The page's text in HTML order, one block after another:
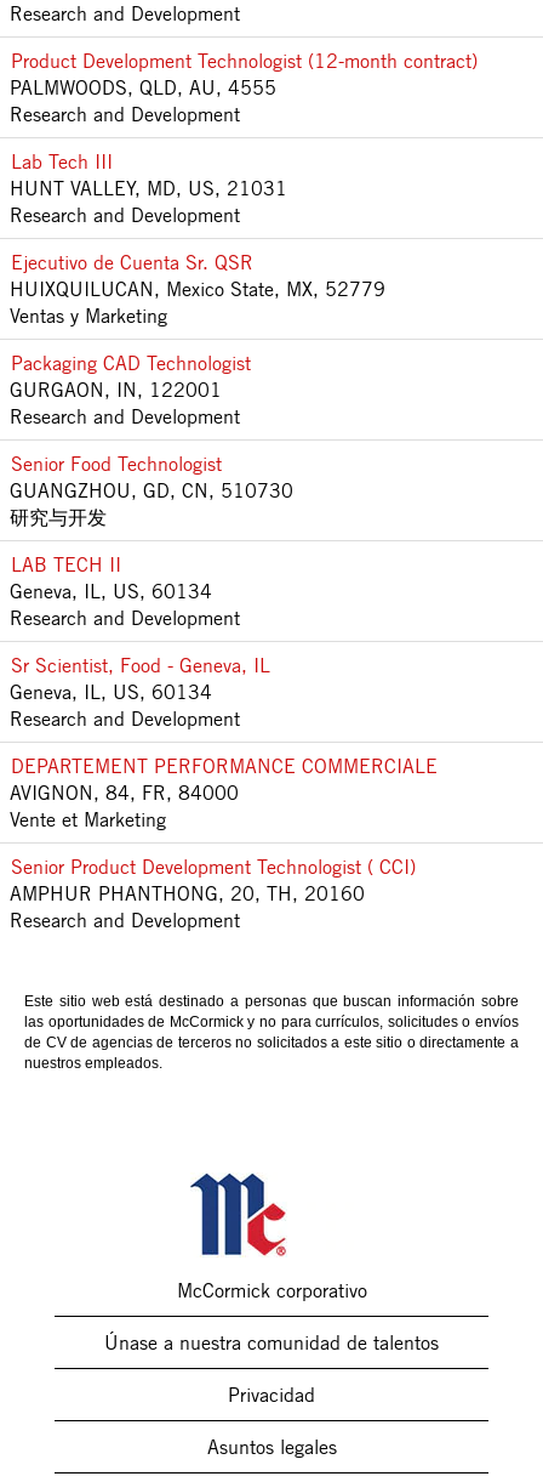
Research and Development
Product Development Technologist (12-month contract)
PALMWOODS, QLD, AU, 4555
Research and Development
Lab Tech III
HUNT VALLEY, MD, US, 21031
Research and Development
Ejecutivo de Cuenta Sr. QSR
HUIXQUILUCAN, Mexico State, MX, 52779
Ventas y Marketing
Packaging CAD Technologist
GURGAON, IN, 122001
Research and Development
Senior Food Technologist
GUANGZHOU, GD, CN, 510730
研究与开发
LAB TECH II
Geneva, IL, US, 60134
Research and Development
Sr Scientist, Food - Geneva, IL
Geneva, IL, US, 60134
Research and Development
DEPARTEMENT PERFORMANCE COMMERCIALE
AVIGNON, 84, FR, 84000
Vente et Marketing
Senior Product Development Technologist ( CCI)
AMPHUR PHANTHONG, 20, TH, 20160
Research and Development
Este sitio web está destinado a personas que buscan información sobre
las oportunidades de McCormick y no para currículos, solicitudes o envíos
de CV de agencias de terceros no solicitados a este sitio o directamente a
nuestros empleados.
McCormick corporativo
Únase a nuestra comunidad de talentos
Privacidad
Asuntos legales